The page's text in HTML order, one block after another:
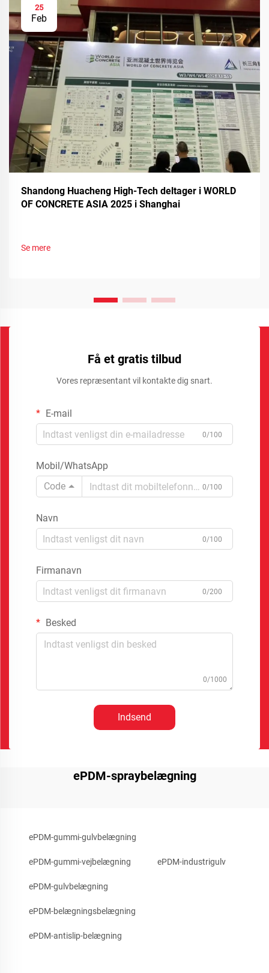
25
Feb
Shandong Huacheng High-Tech deltager i WORLD
OF CONCRETE ASIA 2025 i Shanghai
Se mere
Få et gratis tilbud
Vores repræsentant vil kontakte dig snart.
E-mail
0/100
Mobil/WhatsApp
Code
0/100
Navn
0/100
Firmanavn
0/200
Besked
0/1000
Indsend
ePDM-spraybelægning
ePDM-gummi-gulvbelægning
ePDM-gummi-vejbelægning ePDM-industrigulv
ePDM-gulvbelægning
ePDM-belægningsbelægning
ePDM-antislip-belægning